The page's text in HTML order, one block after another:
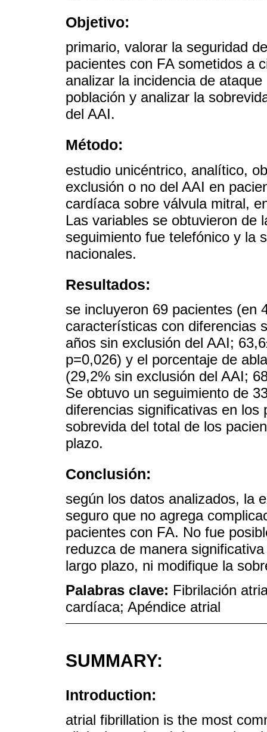
Objetivo:
primario, valorar la seguridad
pacientes con FA sometidos a
analizar la incidencia de
población y analizar la
del AAI.
Método:
estudio unicéntrico, analítico,
exclusión o no del AAI en
cardíaca sobre válvula mitral,
Las variables se obtuvieron de
seguimiento fue telefónico y la
nacionales.
Resultados:
se incluyeron 69 pacientes (en
características con diferencias
años sin exclusión del AAI;
p=0,026) y el porcentaje de
(29,2% sin exclusión del AAI;
Se obtuvo un seguimiento de
diferencias significativas en
sobrevida del total de los
plazo.
Conclusión:
según los datos analizados, la
seguro que no agrega
pacientes con FA. No fue
reduzca de manera
largo plazo, ni modifique la
Palabras clave: Fibrilación
cardíaca; Apéndice atrial
SUMMARY:
Introduction:
atrial fibrillation is the most